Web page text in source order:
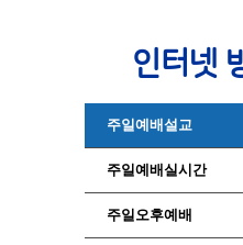
인터넷
주일예배설교
주일예배실시간
주일오후예배